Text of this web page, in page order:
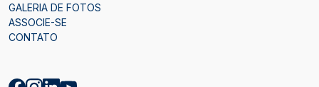
GALERIA DE FOTOS
ASSOCIE-SE
CONTATO